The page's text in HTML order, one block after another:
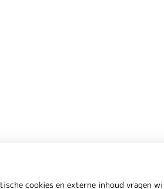
cookies en externe inhoud vragen